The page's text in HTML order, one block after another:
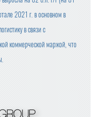
2021 г. в основном в
в связи с
коммерческой маржой, что